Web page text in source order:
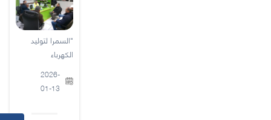
"السمرا لتوليد
الكهرباء
2026-
01-13